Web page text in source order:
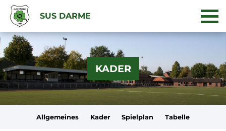
SUS DARME
KADER
Allgemeines Kader Spielplan Tabelle